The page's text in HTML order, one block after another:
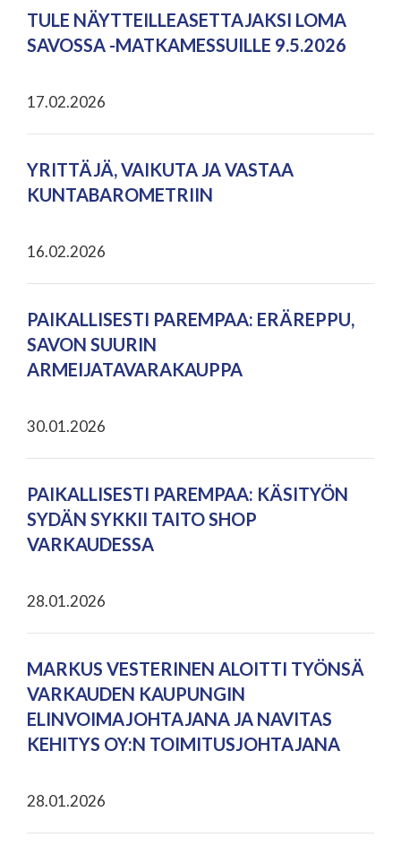
TULE NÄYTTEILLEASETTAJAKSI LOMA
SAVOSSA -MATKAMESSUILLE 9.5.2026
17.02.2026
YRITTÄJÄ, VAIKUTA JA VASTAA
KUNTABAROMETRIIN
16.02.2026
PAIKALLISESTI PAREMPAA: ERÄREPPU,
SAVON SUURIN
ARMEIJATAVARAKAUPPA
30.01.2026
PAIKALLISESTI PAREMPAA: KÄSITYÖN
SYDÄN SYKKII TAITO SHOP
VARKAUDESSA
28.01.2026
MARKUS VESTERINEN ALOITTI TYÖNSÄ
VARKAUDEN KAUPUNGIN
ELINVOIMAJOHTAJANA JA NAVITAS
KEHITYS OY:N TOIMITUSJOHTAJANA
28.01.2026